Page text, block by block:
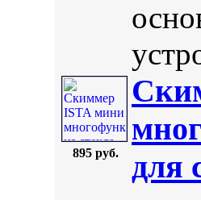
895 руб.
для